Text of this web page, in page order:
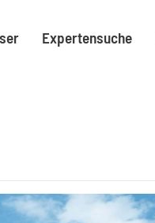
Expertensuche